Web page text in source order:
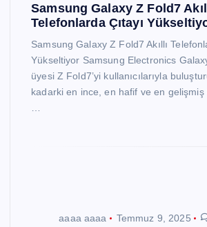
Samsung Galaxy Z Fold7
Telefonlarda Çıtayı
Samsung Galaxy Z Fold7 Akıllı
Yükseltiyor Samsung Electronics
üyesi Z Fold7’yi kullanıcılarıyla
kadarki en ince, en hafif ve en gelişmiş
aaaa aaaa Temmuz 9, 2025